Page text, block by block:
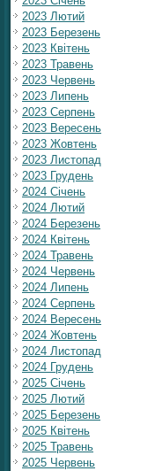
2023 Лютий
2023 Березень
2023 Квітень
2023 Травень
2023 Червень
2023 Липень
2023 Серпень
2023 Вересень
2023 Жовтень
2023 Листопад
2023 Грудень
2024 Січень
2024 Лютий
2024 Березень
2024 Квітень
2024 Травень
2024 Червень
2024 Липень
2024 Серпень
2024 Вересень
2024 Жовтень
2024 Листопад
2024 Грудень
2025 Січень
2025 Лютий
2025 Березень
2025 Квітень
2025 Травень
2025 Червень